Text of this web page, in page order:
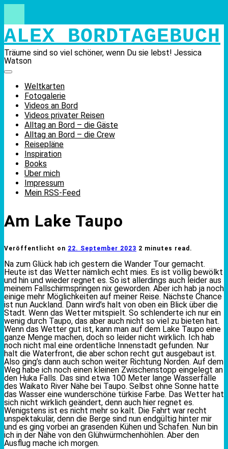
Skip
content
ALEX BORDTAGEBUCH
Träume sind so viel schöner, wenn Du sie lebst! Jessica
Watson
Weltkarten
Fotogalerie
Videos an Bord
Videos privater Reisen
Alltag an Bord – die Gäste
Alltag an Bord – die Crew
Reisepläne
Inspiration
Books
Über mich
Impressum
Mein RSS-Feed
Am Lake Taupo
Veröffentlicht on 22. September 2023 2 minutes read.
Na zum Glück hab ich gestern die Wander Tour gemacht.
Heute ist das Wetter nämlich echt mies. Es ist völlig bewölkt
und hin und wieder regnet es. So ist allerdings auch leider aus
meinem Fallschirmspringen nix geworden. Aber ich hab ja noch
einige mehr Möglichkeiten auf meiner Reise. Nächste Chance
ist nun Auckland. Dann wird’s halt von oben ein Blick über die
Stadt. Wenn das Wetter mitspielt. So schlenderte ich nur ein
wenig durch Taupo, das aber auch nicht so viel zu bieten hat.
Wenn das Wetter gut ist, kann man auf dem Lake Taupo eine
ganze Menge machen, doch so leider nicht wirklich. Ich hab
noch nicht mal eine ordentliche Innenstadt gefunden. Nur
halt die Waterfront, die aber schon recht gut ausgebaut ist.
Also ging’s dann auch schon weiter Richtung Norden. Auf dem
Weg habe ich noch einen kleinen Zwischenstopp eingelegt an
den Huka Falls. Das sind etwa 100 Meter lange Wasserfälle
des Waikato River Nähe bei Taupo. Selbst ohne Sonne hatte
das Wasser eine wunderschöne türkise Farbe. Das Wetter hat
sich nicht wirklich geändert, denn auch hier regnet es.
Wenigstens ist es nicht mehr so kalt. Die Fahrt war recht
unspektakulär, denn die Berge sind nun endgültig hinter mir
und es ging vorbei an grasenden Kühen und Schafen. Nun bin
ich in der Nähe von den Glühwürmchenhöhlen. Aber den
Ausflug mache ich morgen.